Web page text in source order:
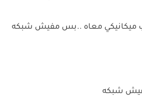
ميكانيكي معاه ..بس مفيش شبكه
شبكه